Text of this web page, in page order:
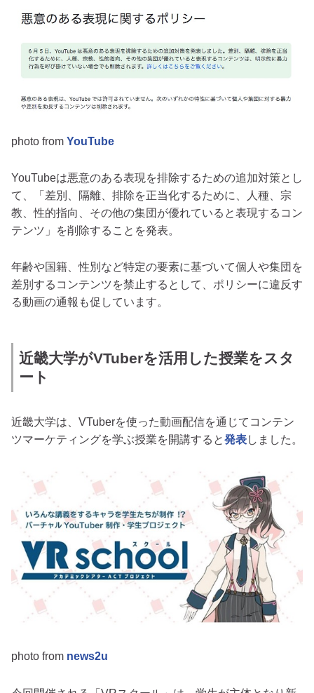
photo from YouTube
YouTubeは悪意のある表現を排除するための追加対策とし
て、「差別、隔離、排除を正当化するために、人種、宗
教、性的指向、その他の集団が優れていると表現するコン
テンツ」を削除することを発表。
年齢や国籍、性別など特定の要素に基づいて個人や集団を
差別するコンテンツを禁止するとして、ポリシーに違反す
る動画の通報も促しています。
近畿大学がVTuberを活用した授業をスタ
ート
近畿大学は、VTuberを使った動画配信を通じてコンテン
ツマーケティングを学ぶ授業を開講すると発表しました。
photo from news2u